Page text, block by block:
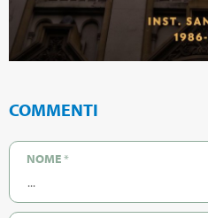
COMMENTI
NOME*